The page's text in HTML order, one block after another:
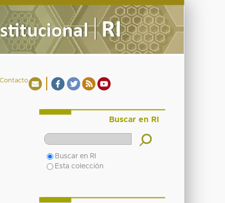
Contacto
Buscar en RI
Buscar en RI
Esta colección